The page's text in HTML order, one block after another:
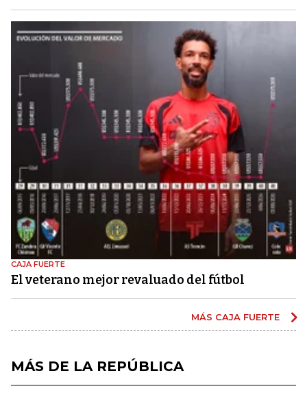
CAJA FUERTE
El veterano mejor revaluado del fútbol
MÁS CAJA FUERTE
MÁS DE LA REPÚBLICA